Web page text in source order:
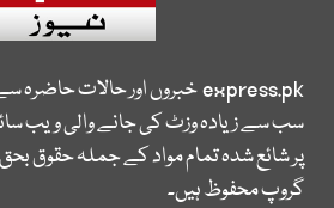
express.pkخبروں اور حالات حاضرہ
سب سے زیادہ وزٹ کی جانے والی ویب
پر شائع شدہ تمام مواد کے جملہ حقوق
گروپ محفوظ ہیں۔